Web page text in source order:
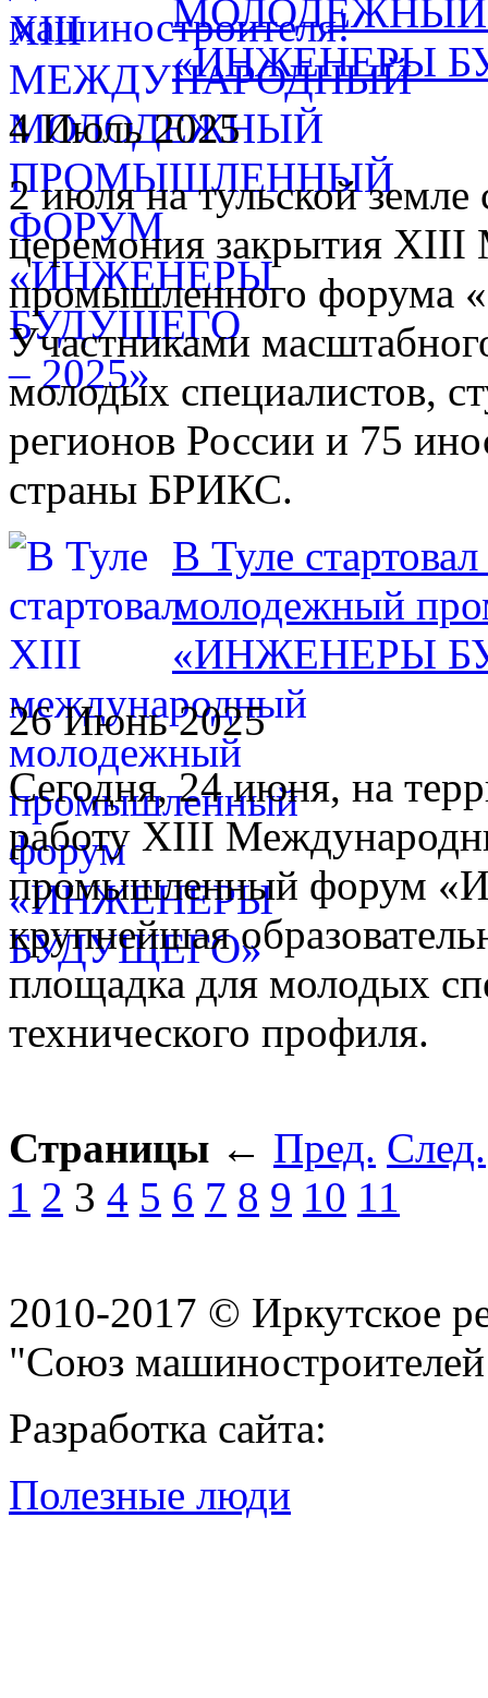
«ИНЖЕНЕРЫ
4 Июль 2025
2 июля на тульской земле
церемония закрытия
промышленного форума
Участниками
молодых специалистов,
регионов России и 75
страны БРИКС.
В Туле
молодежный
«ИНЖЕНЕРЫ
26 Июнь 2025
Сегодня, 24 июня, на
работу XIII
промышленный форум
крупнейшая
площадка для молодых
технического профиля.
Страницы ← Пред. След.
1 2 3 4 5 6 7 8 9 10 11
2010-2017 © Иркутское
"Союз
Разработка сайта:
Полезные люди